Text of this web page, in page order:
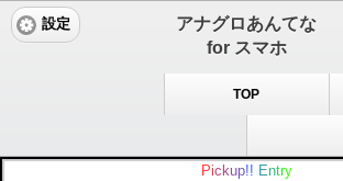
アナグロあんてな
for スマホ
設定
TOP
Pic kup!! Entry